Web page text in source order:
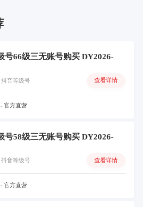
号66级三无账号购买 DY2026-
音等级号 查看详情
官方直营
号58级三无账号购买 DY2026-
音等级号 查看详情
官方直营